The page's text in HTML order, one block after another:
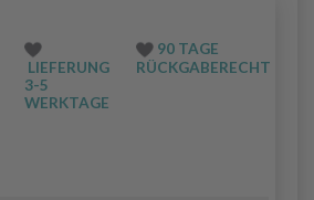
LIEFERUNG
3-5
WERKTAGE
90 TAGE
RÜCKGABERECHT